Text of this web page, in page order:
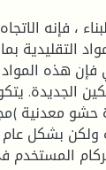
، فإنه
التقليدية
فإن هذه
الجديدة.
معدنية
ولكن بشكل عام